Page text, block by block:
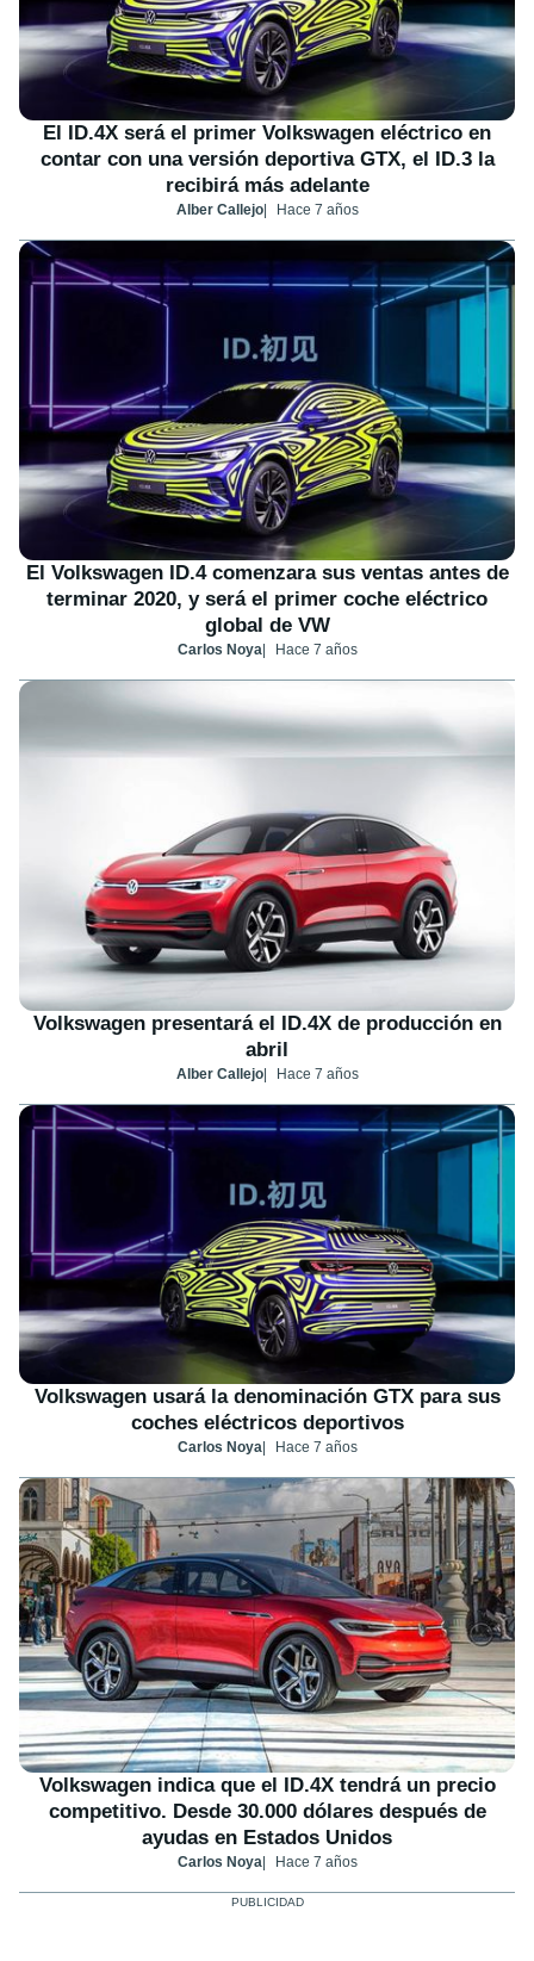
El ID.4X será el primer Volkswagen eléctrico en
contar con una versión deportiva GTX, el ID.3 la
recibirá más adelante
Alber Callejo Hace 7 años
El Volkswagen ID.4 comenzara sus ventas antes de
terminar 2020, y será el primer coche eléctrico
global de VW
Carlos Noya Hace 7 años
Volkswagen presentará el ID.4X de producción en
abril
Alber Callejo Hace 7 años
Volkswagen usará la denominación GTX para sus
coches eléctricos deportivos
Carlos Noya Hace 7 años
Volkswagen indica que el ID.4X tendrá un precio
competitivo. Desde 30.000 dólares después de
ayudas en Estados Unidos
Carlos Noya Hace 7 años